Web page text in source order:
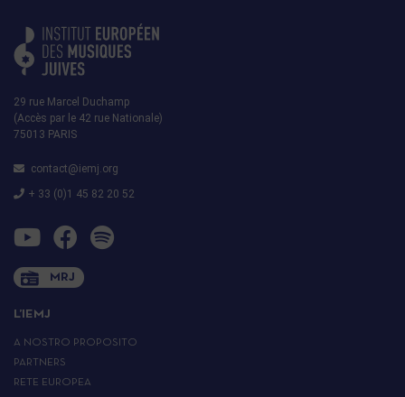
29 rue Marcel Duchamp
(Accès par le 42 rue Nationale)
75013 PARIS
contact@iemj.org
+ 33 (0)1 45 82 20 52
MRJ
L’IEMJ
A NOSTRO PROPOSITO
PARTNERS
RETE EUROPEA